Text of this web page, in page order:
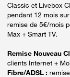
Classic et Livebox
pendant 12 mois
remise de 5€/mois
Max + Smart TV.
Remise Nouveau
clients Internet +
Fibre/ADSL :